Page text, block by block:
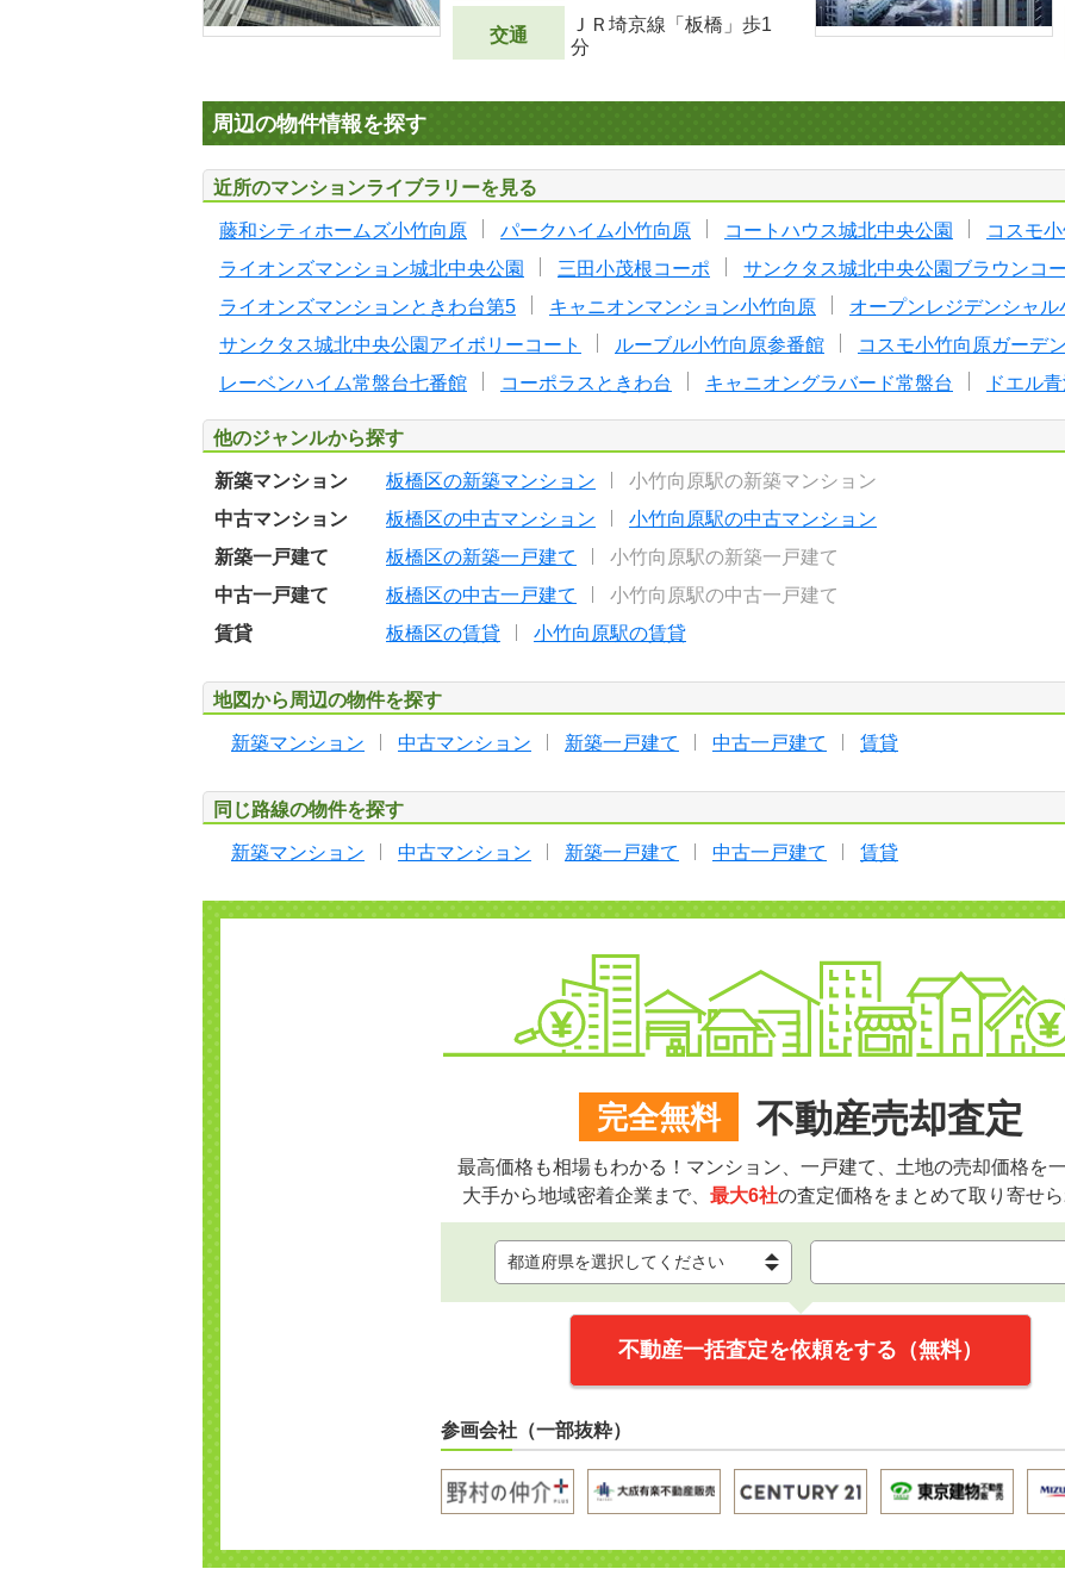
交通
ＪＲ埼京線「板橋」歩1
分
周辺の物件情報を探す
近所のマンションライブラリーを見る
藤和シティホームズ小竹向原 パークハイム小竹向原 コートハウス城北中央公園 コスモ
ライオンズマンション城北中央公園
三田小茂根コーポ サンクタス城北中央公園ブラウンコ
ライオンズマンションときわ台第5
キャニオンマンション小竹向原
オープンレジデンシャル
サンクタス城北中央公園アイボリーコート
ルーブル小竹向原参番館
コスモ小竹向原ガーデ
レーベンハイム常盤台七番館
コーポラスときわ台 キャニオングラバード常盤台 ドエル
他のジャンルから探す
新築マンション 板橋区の新築マンション
小竹向原駅の新築マンション
中古マンション
板橋区の中古マンション
小竹向原駅の中古マンション
新築一戸建て
板橋区の新築一戸建て
小竹向原駅の新築一戸建て
中古一戸建て
板橋区の中古一戸建て
小竹向原駅の中古一戸建て
賃貸
板橋区の賃貸 小竹向原駅の賃貸
地図から周辺の物件を探す
新築マンション 中古マンション 新築一戸建て 中古一戸建て 賃貸
同じ路線の物件を探す
新築マンション 中古マンション 新築一戸建て 中古一戸建て 賃貸
完全無料 不動産売却査定
最高価格も相場もわかる！マンション、一戸建て、土地の売却価格を一
大手から地域密着企業まで、 最大6社の査定価格をまとめて取り寄せら
不動産一括査定を依頼をする（無料）
参画会社（一部抜粋）